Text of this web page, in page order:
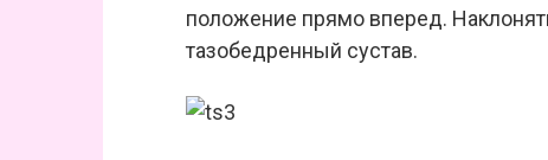
положение прямо вперед.
тазобедренный сустав.